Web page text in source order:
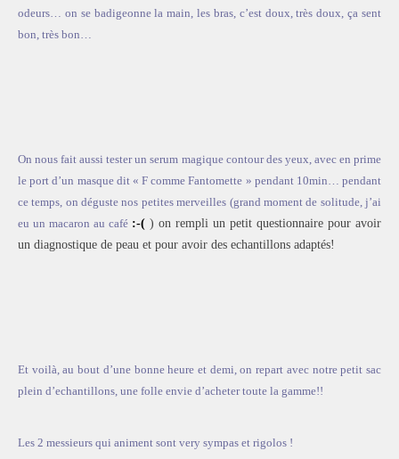
odeurs… on se badigeonne la main, les bras, c’est doux, très doux, ça sent
bon, très bon…
On nous fait aussi tester un serum magique contour des yeux, avec en prime
le port d’un masque dit « F comme Fantomette » pendant 10min… pendant
ce temps, on déguste nos petites merveilles (grand moment de solitude, j’ai
eu un macaron au café :-( ) on rempli un petit questionnaire pour avoir
un diagnostique de peau et pour avoir des echantillons adaptés!
Et voilà, au bout d’une bonne heure et demi, on repart avec notre petit sac
plein d’echantillons, une folle envie d’acheter toute la gamme!!
Les 2 messieurs qui animent sont very sympas et rigolos !